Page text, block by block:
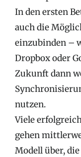
In den ersten
auch die
einzubinden –
Dropbox oder
Zukunft dann
nutzen.
Viele
gehen
Modell über,